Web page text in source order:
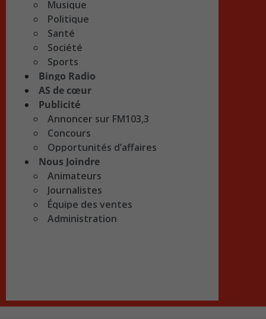
Musique
Politique
Santé
Société
Sports
Bingo Radio
AS de cœur
Publicité
Annoncer sur FM103,3
Concours
Opportunités d’affaires
Nous Joindre
Animateurs
Journalistes
Équipe des ventes
Administration